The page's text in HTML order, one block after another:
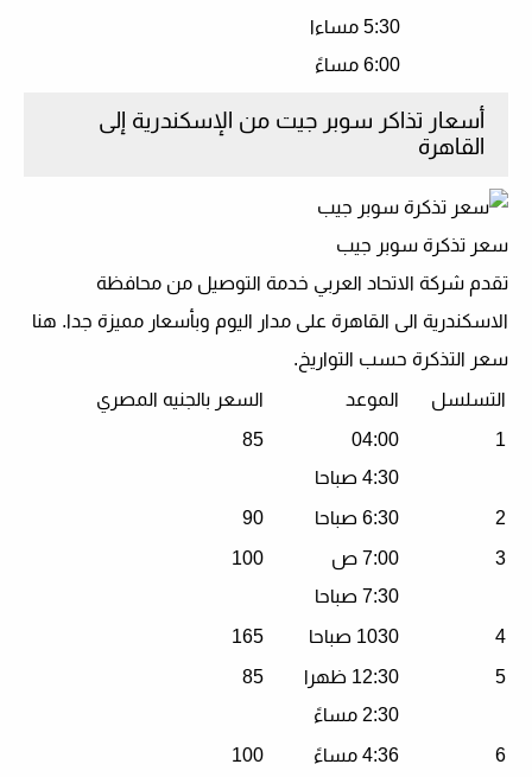
5:30 مساءا
6:00 مساءً
أسعار تذاكر سوبر جيت من الإسكندرية إلى
القاهرة
سعر تذكرة سوبر جيب
تقدم شركة الاتحاد العربي خدمة التوصيل من محافظة
الاسكندرية الى القاهرة على مدار اليوم وبأسعار مميزة جدا. هنا
سعر التذكرة حسب التواريخ.
التسلسل
الموعد
السعر بالجنيه المصري
1
04:00
4:30 صباحا
85
2 6:30 صباحا
90
3
7:00 ص
7:30 صباحا
100
4 1030 صباحا
165
5
12:30 ظهرا
2:30 مساءً
85
6
4:36 مساءً
100